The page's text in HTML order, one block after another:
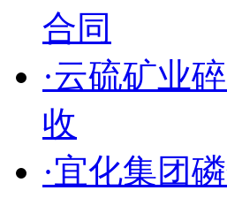
合同
·云硫矿业
收
·宜化集团